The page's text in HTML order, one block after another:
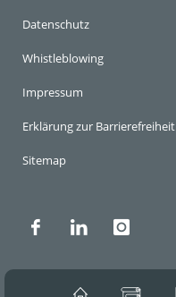
Datenschutz
Whistleblowing
Impressum
Erklärung zur Barrierefreiheit
Sitemap